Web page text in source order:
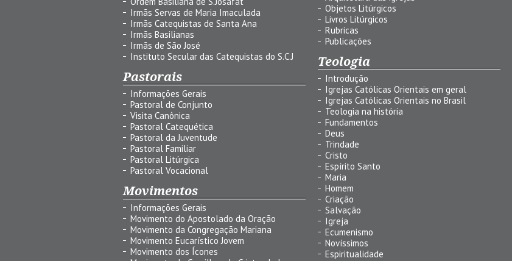
Irmãs Servas de Maria Imaculada
Irmãs Catequistas de Santa Ana
Irmãs Basilianas
Irmãs de São José
Instituto Secular das Catequistas do S.C.J
Pastorais
Informações Gerais
Pastoral de Conjunto
Visita Canônica
Pastoral Catequética
Pastoral da Juventude
Pastoral Familiar
Pastoral Litúrgica
Pastoral Vocacional
Movimentos
Informações Gerais
Movimento do Apostolado da Oração
Movimento da Congregação Mariana
Movimento Eucarístico Jovem
Movimento dos Ícones
Objetos Litúrgicos
Livros Litúrgicos
Rubricas
Publicações
Teologia
Introdução
Igrejas Católicas Orientais em geral
Igrejas Católicas Orientais no Brasil
Teologia na história
Fundamentos
Deus
Trindade
Cristo
Espírito Santo
Maria
Homem
Criação
Salvação
Igreja
Ecumenismo
Novíssimos
Espiritualidade